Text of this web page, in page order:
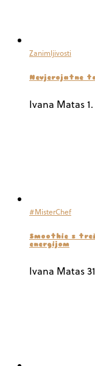
Zanimljivosti
Nevjerojatne
Ivana Matas
#MisterChef
Smoothie s
energijom
Ivana Matas